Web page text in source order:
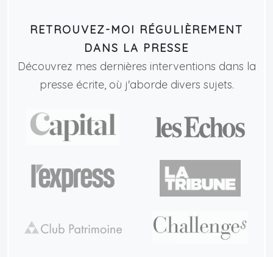
RETROUVEZ-MOI RÉGULIÈREMENT
DANS LA PRESSE
Découvrez mes dernières interventions dans la
presse écrite, où j'aborde divers sujets.